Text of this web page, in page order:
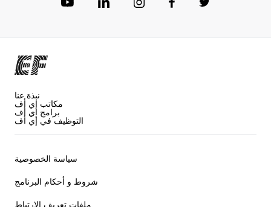
نبذة عنا
مكاتب إي أف
برامج إي أف
التوظيف في إي أف
سياسة الخصوصية
شروط و أحكام البرنامج
ملفات تعريف الارتباط